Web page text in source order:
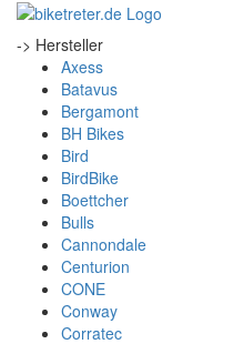
-> Hersteller
Axess
Batavus
Bergamont
BH Bikes
Bird
BirdBike
Boettcher
Bulls
Cannondale
Centurion
CONE
Conway
Corratec